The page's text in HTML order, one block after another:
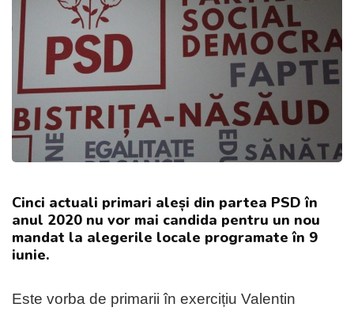
Cinci actuali primari aleși din partea PSD în
anul 2020 nu vor mai candida pentru un nou
mandat la alegerile locale programate în 9
iunie.
Este vorba de primarii în exercițiu Valentin